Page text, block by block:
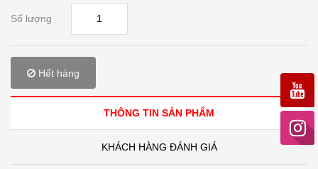
Số lượng
Hết hàng
THÔNG TIN SẢN PHẨM
KHÁCH HÀNG ĐÁNH GIÁ